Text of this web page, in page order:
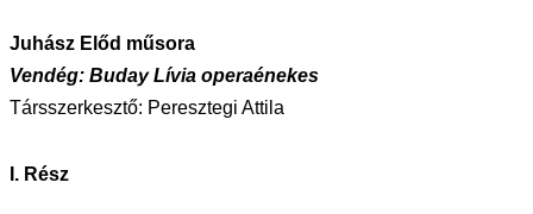
Juhász Előd műsora
Vendég: Buday Lívia operaénekes
Társszerkesztő: Peresztegi Attila
I. Rész